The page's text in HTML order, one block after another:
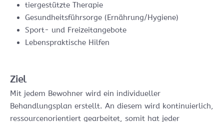
tiergestützte Therapie
Gesundheitsführsorge (Ernährung/Hygiene)
Sport- und Freizeitangebote
Lebenspraktische Hilfen
Ziel
Mit jedem Bewohner wird ein individueller
Behandlungsplan erstellt. An diesem wird kontinuierlich,
ressourcenorientiert gearbeitet, somit hat jeder